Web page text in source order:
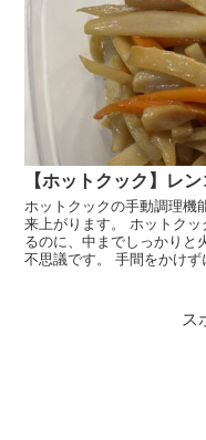
【ホットクック】レ
ホットクックの手動調理機
来上がります。 ホットク
るのに、中までしっかりと
不思議です。 手間をかけず
ス